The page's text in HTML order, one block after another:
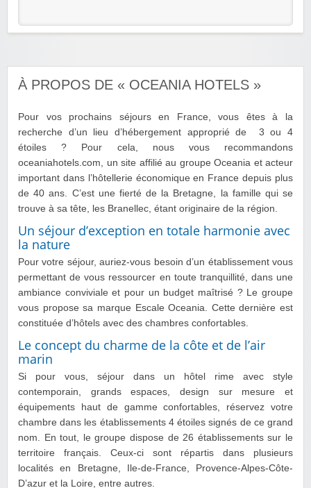
À PROPOS DE « OCEANIA HOTELS »
Pour vos prochains séjours en France, vous êtes à la
recherche d’un lieu d’hébergement approprié de 3 ou 4
étoiles ? Pour cela, nous vous recommandons
oceaniahotels.com, un site affilié au groupe Oceania et acteur
important dans l’hôtellerie économique en France depuis plus
de 40 ans. C’est une fierté de la Bretagne, la famille qui se
trouve à sa tête, les Branellec, étant originaire de la région.
Un séjour d’exception en totale harmonie avec
la nature
Pour votre séjour, auriez-vous besoin d’un établissement vous
permettant de vous ressourcer en toute tranquillité, dans une
ambiance conviviale et pour un budget maîtrisé ? Le groupe
vous propose sa marque Escale Oceania. Cette dernière est
constituée d’hôtels avec des chambres confortables.
Le concept du charme de la côte et de l’air
marin
Si pour vous, séjour dans un hôtel rime avec style
contemporain, grands espaces, design sur mesure et
équipements haut de gamme confortables, réservez votre
chambre dans les établissements 4 étoiles signés de ce grand
nom. En tout, le groupe dispose de 26 établissements sur le
territoire français. Ceux-ci sont répartis dans plusieurs
localités en Bretagne, Ile-de-France, Provence-Alpes-Côte-
D’azur et la Loire, entre autres.